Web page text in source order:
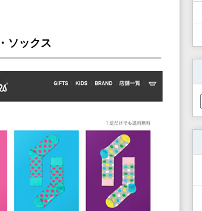
ソックス